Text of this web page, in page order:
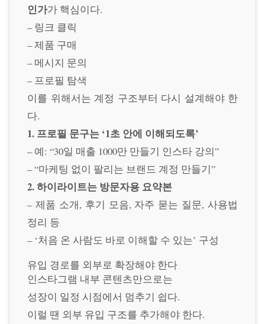
인가가 핵심이다.
– 링크 클릭
– 제품 구매
– 메시지 문의
– 프로필 탐색
이를 위해서는 계정 구조부터 다시 설계해야 한
다.
1. 프로필 문구는 ‘1초 안에 이해되도록’
– 예: “30일 매출 1000만 만들기 인스타 강의”
– “마케팅 없이 팔리는 브랜드 계정 만들기”
2. 하이라이트는 방문자용 요약본
– 제품 소개, 후기 모음, 자주 묻는 질문, 사용법
정리 등
– ‘처음 온 사람도 바로 이해할 수 있는’ 구성
유입 경로를 외부로 확장해야 한다
인스타그램 내부 콘텐츠만으로는
성장이 일정 시점에서 멈추기 쉽다.
이럴 땐 외부 유입 구조를 추가해야 한다.